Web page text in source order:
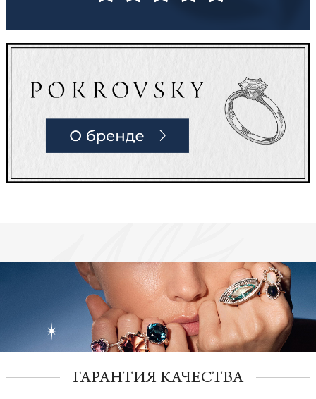
ГАРАНТИЯ КАЧЕСТВА